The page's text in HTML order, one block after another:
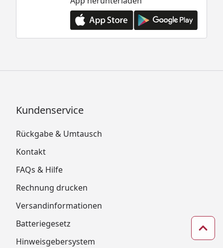
Kundenservice
Rückgabe & Umtausch
Kontakt
FAQs & Hilfe
Rechnung drucken
Versandinformationen
Batteriegesetz
Hinweisgebersystem